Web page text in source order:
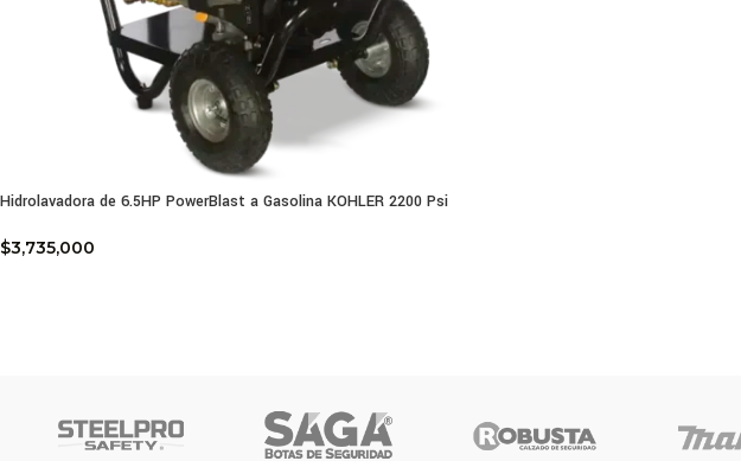
Hidrolavadora de 6.5HP PowerBlast a Gasolina KOHLER 2200 Psi
$3,735,000